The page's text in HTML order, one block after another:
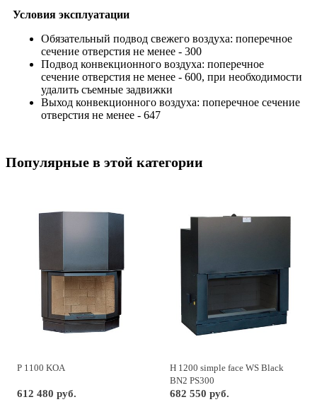
Условия эксплуатации
Обязательный подвод свежего воздуха: поперечное
сечение отверстия не менее - 300
Подвод конвекционного воздуха: поперечное
сечение отверстия не менее - 600, при необходимости
удалить съемные задвижки
Выход конвекционного воздуха: поперечное сечение
отверстия не менее - 647
Популярные в этой категории
P 1100 KOA
612 480 руб.
H 1200 simple face WS Black
BN2 PS300
682 550 руб.